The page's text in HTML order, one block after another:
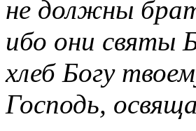
не должны
ибо они святы
хлеб Богу
Господь,